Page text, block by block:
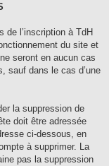
de l’inscription à TdH
du site et
seront en aucun cas
sauf dans le cas d’une
la suppression de
doit être adressée
ci-dessous, en
à supprimer. La
pas la suppression